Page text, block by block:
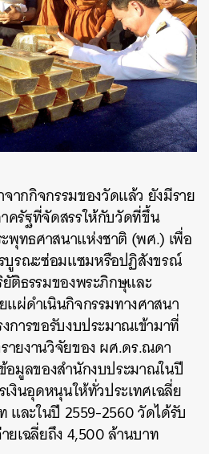
ากกิจกรรมของวัดแล้ว ยังมีราย
ครัฐที่จัดสรรให้กับวัดที่ขึ้น
พุทธศาสนาแห่งชาติ (พศ.) เพื่อ
บูรณะซ่อมแซมหรือปฏิสังขรณ์
ติธรรมของพระภิกษุและ
แผ่ดำเนินกิจกรรมทางศาสนา
การขอรับงบประมาณเข้ามาที่
ยงานวิจัยของ ผศ.ดร.ณดา
อมูลของสำนักงบประมาณในปี
งินอุดหนุนให้ทั่วประเทศเฉลี่ย
และในปี 2559-2560 วัดได้รับ
ยเฉลี่ยถึง 4,500 ล้านบาท